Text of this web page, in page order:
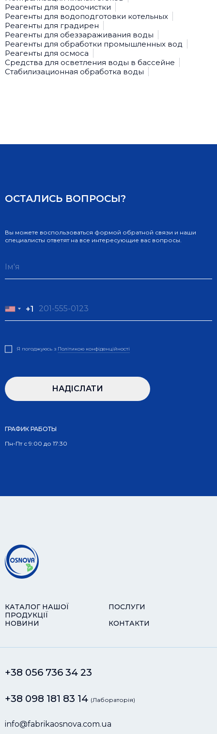
Реагенты для водоочистки
Реагенты для водоподготовки котельных
Реагенты для градирен
Реагенты для обеззараживания воды
Реагенты для обработки промышленных вод
Реагенты для осмоса
Средства для осветления воды в бассейне
Стабилизационная обработка воды
ОСТАЛИСЬ ВОПРОСЫ?
Вы можете воспользоваться формой обратной связи и наши
специалисты ответят на все интересующие вас вопросы.
+1
+1
Я погоджуюсь з Полiтикою конфiденцiйностi
НАДIСЛАТИ
ГРАФИК РАБОТЫ
Пн-Пт с 9:00 до 17:30
КАТАЛОГ НАШОЇ
ПРОДУКЦІЇ
ПОСЛУГИ
НОВИНИ
КОНТАКТИ
+38 056 736 34 23
+38 098 181 83 14 (Лабораторія)
info@fabrikaosnova.com.ua